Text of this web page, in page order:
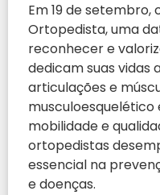
Em 19 de
Ortopedista, uma
reconhecer e
dedicam suas vidas
articulações e
musculoesquelético
mobilidade e
ortopedistas
essencial na
e doenças.